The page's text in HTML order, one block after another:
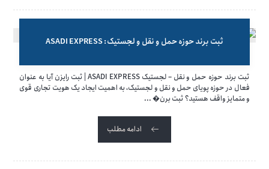
ثبت برند حوزه حمل و نقل و لجستیک: ASADI EXPRESS
ثبت برند حوزه حمل و نقل – لجستیک ASADI EXPRESS | ثبت رایزن آیا به عنوان
فعال در حوزه پویای حمل و نقل و لجستیک، به اهمیت ایجاد یک هویت تجاری قوی
و متمایز واقف هستید؟ ثبت برن� ...
ادامه مطلب